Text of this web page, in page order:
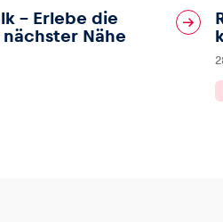
– Erlebe die
Nähe